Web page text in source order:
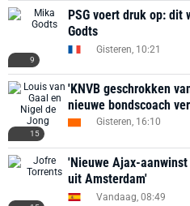
9
PSG voert druk op: dit
Godts
Gisteren, 10:21
15
'KNVB geschrokken
nieuwe bondscoach
Gisteren, 16:10
'Nieuwe Ajax-
uit Amsterdam'
Vandaag, 08:49